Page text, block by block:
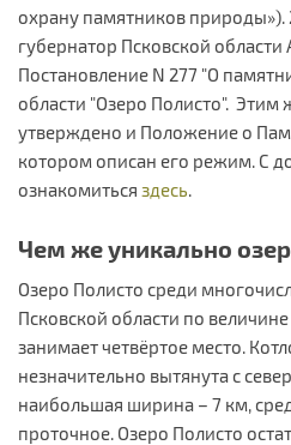
охрану памятников природы»).
губернатор Псковской области
Постановление N 277 "О
области "Озеро Полисто". Этим
утверждено и Положение о
котором описан его режим. С
ознакомиться здесь.
Чем же уникально
Озеро Полисто среди
Псковской области по
занимает четвёртое место.
незначительно вытянута с
наибольшая ширина – 7 км,
проточное. Озеро Полисто